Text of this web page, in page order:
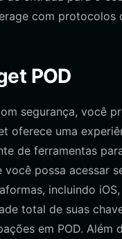
com
POD
segurança, você
oferece uma
de ferramentas
possa acessar
incluindo
total de suas
em POD.